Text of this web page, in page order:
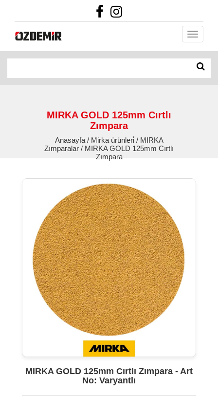
MIRKA GOLD 125mm Cırtlı
Zımpara
Anasayfa / Mirka ürünleri̇ / MIRKA
Zımparalar / MIRKA GOLD 125mm Cırtlı
Zımpara
MIRKA GOLD 125mm Cırtlı Zımpara - Art
No: Varyantlı